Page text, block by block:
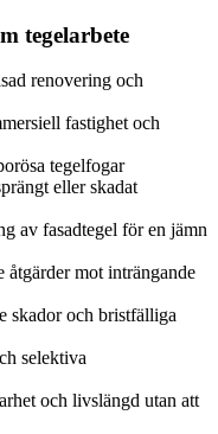
tegelarbete
renovering och
fastighet och
tegelfogar
eller skadat
av fasadtegel för en jämn
mot inträngande
skador och bristfälliga
selektiva
och livslängd utan att